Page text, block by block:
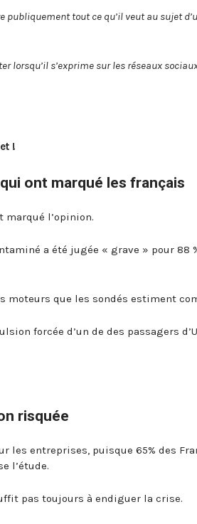
publiquement tout ce qu’il veut au sujet
lorsqu’il s’exprime sur les réseaux
!
ont marqué les français
marqué l’opinion.
a été jugée « grave » pour 88
moteurs que les sondés estiment
forcée d’un de des passagers
risquée
les entreprises, puisque 65% des
l’étude.
pas toujours à endiguer la crise.